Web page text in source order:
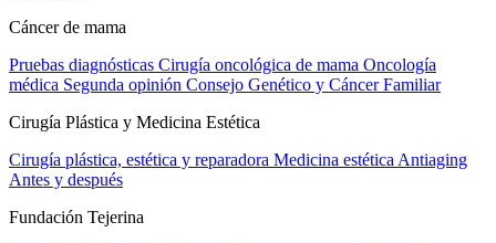
Cáncer de mama
Pruebas diagnósticas Cirugía oncológica de mama Oncología
médica Segunda opinión Consejo Genético y Cáncer Familiar
Cirugía Plástica y Medicina Estética
Cirugía plástica, estética y reparadora Medicina estética Antiaging
Antes y después
Fundación Tejerina